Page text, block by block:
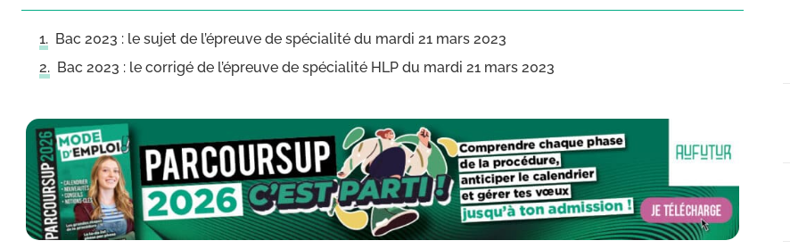
Bac 2023 : le sujet de l’épreuve de spécialité du mardi 21 mars 2023
Bac 2023 : le corrigé de l’épreuve de spécialité HLP du mardi 21 mars 2023